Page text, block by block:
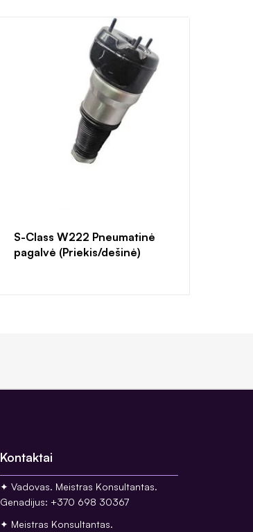
S-Class W222 Pneumatinė
pagalvė (Priekis/dešinė)
Kontaktai
✦ Vadovas. Meistras Konsultantas.
Genadijus: +370 698 30367
✦ Meistras Konsultantas.